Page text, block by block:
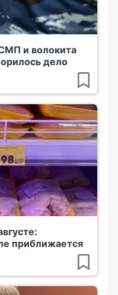
и волокита
дело
приближается